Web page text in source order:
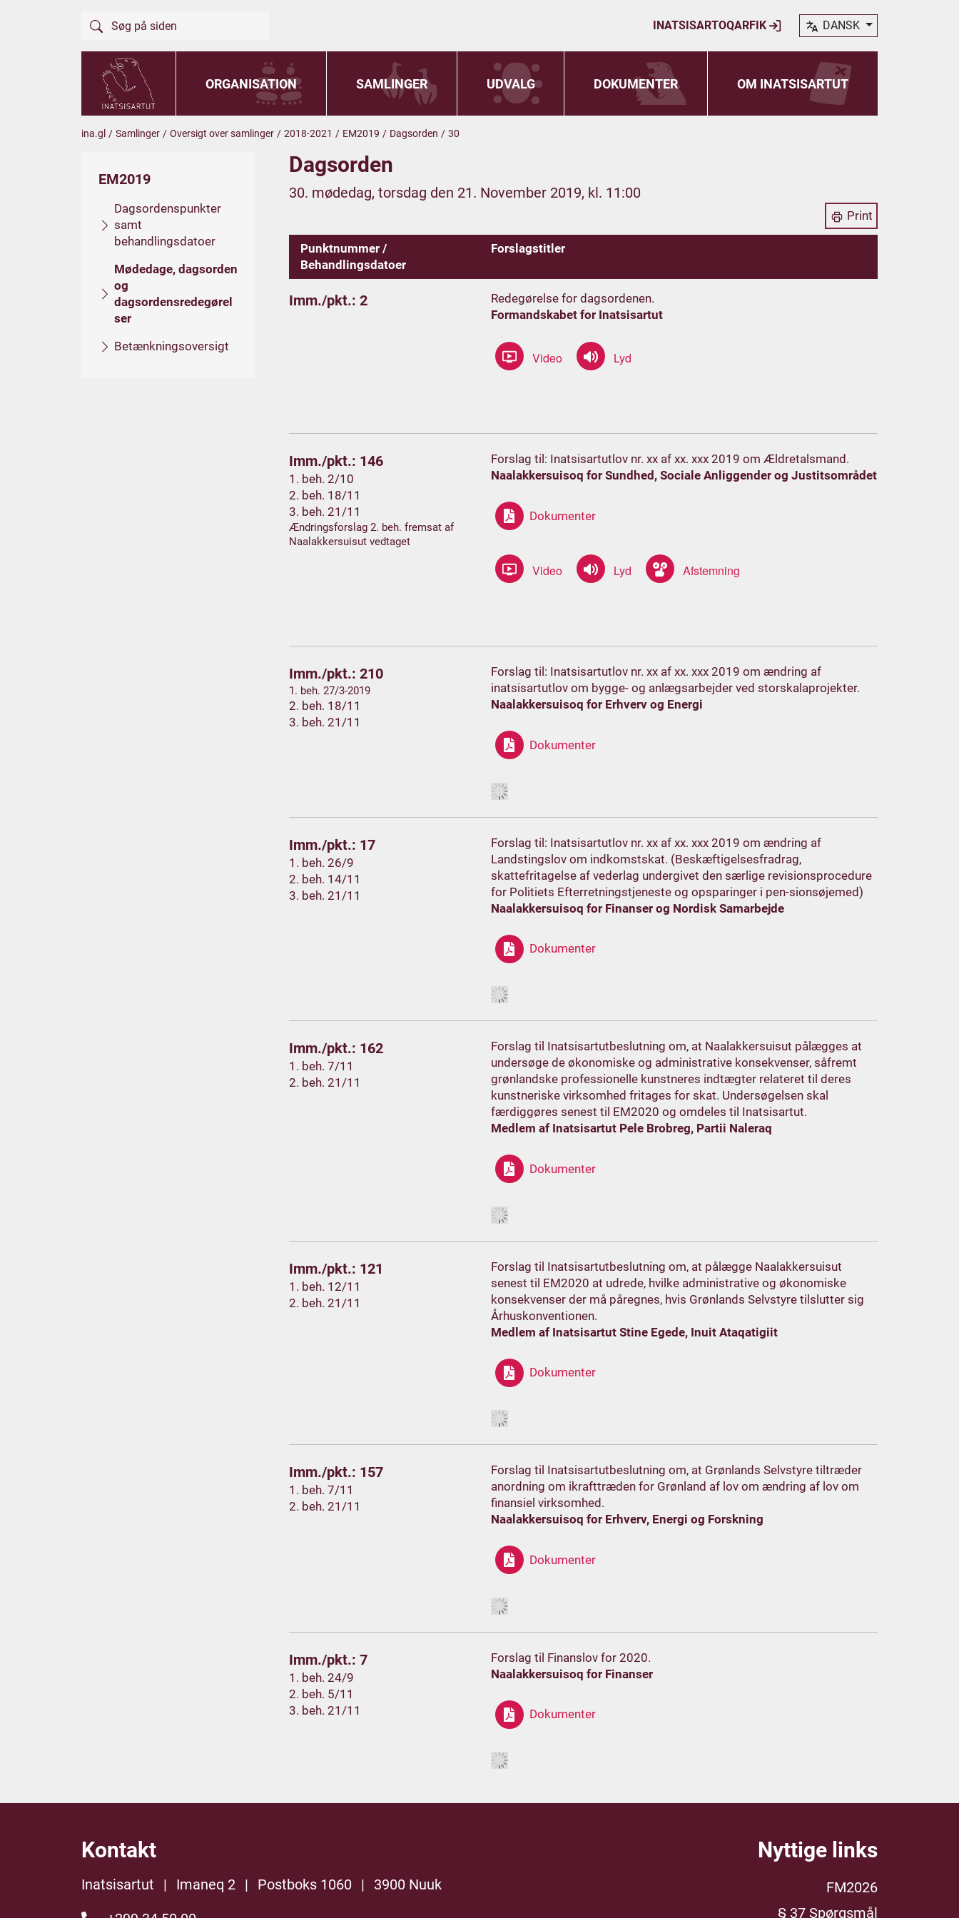
INATSISARTOQARFIK DANSK
ORGANISATION SAMLINGER UDVALG DOKUMENTER OM INATSISARTUT
ina.gl / Samlinger / Oversigt over samlinger / 2018-2021 / EM2019 / Dagsorden / 30
EM2019
Dagsordenspunkter
samt
behandlingsdatoer
Mødedage, dagsorden
og
dagsordensredegørel
ser
Betænkningsoversigt
Dagsorden
30. mødedag, torsdag den 21. November 2019, kl. 11:00
Print
Punktnummer /
Behandlingsdatoer
Forslagstitler
Imm./pkt.: 2
Redegørelse for dagsordenen.
Formandskabet for Inatsisartut
Imm./pkt.: 146
1. beh. 2/10
2. beh. 18/11
3. beh. 21/11
Ændringsforslag 2. beh. fremsat af
Naalakkersuisut vedtaget
Forslag til: Inatsisartutlov nr. xx af xx. xxx 2019 om Ældretalsmand.
Naalakkersuisoq for Sundhed, Sociale Anliggender og Justitsområdet
Dokumenter
Imm./pkt.: 210
1. beh. 27/3-2019
2. beh. 18/11
3. beh. 21/11
Forslag til: Inatsisartutlov nr. xx af xx. xxx 2019 om ændring af
inatsisartutlov om bygge- og anlægsarbejder ved storskalaprojekter.
Naalakkersuisoq for Erhverv og Energi
Dokumenter
Imm./pkt.: 17
1. beh. 26/9
2. beh. 14/11
3. beh. 21/11
Forslag til: Inatsisartutlov nr. xx af xx. xxx 2019 om ændring af
Landstingslov om indkomstskat. (Beskæftigelsesfradrag,
skattefritagelse af vederlag undergivet den særlige revisionsprocedure
for Politiets Efterretningstjeneste og opsparinger i pen-sionsøjemed)
Naalakkersuisoq for Finanser og Nordisk Samarbejde
Dokumenter
Imm./pkt.: 162
1. beh. 7/11
2. beh. 21/11
Forslag til Inatsisartutbeslutning om, at Naalakkersuisut pålægges at
undersøge de økonomiske og administrative konsekvenser, såfremt
grønlandske professionelle kunstneres indtægter relateret til deres
kunstneriske virksomhed fritages for skat. Undersøgelsen skal
færdiggøres senest til EM2020 og omdeles til Inatsisartut.
Medlem af Inatsisartut Pele Brobreg, Partii Naleraq
Dokumenter
Imm./pkt.: 121
1. beh. 12/11
2. beh. 21/11
Forslag til Inatsisartutbeslutning om, at pålægge Naalakkersuisut
senest til EM2020 at udrede, hvilke administrative og økonomiske
konsekvenser der må påregnes, hvis Grønlands Selvstyre tilslutter sig
Århuskonventionen.
Medlem af Inatsisartut Stine Egede, Inuit Ataqatigiit
Dokumenter
Imm./pkt.: 157
1. beh. 7/11
2. beh. 21/11
Forslag til Inatsisartutbeslutning om, at Grønlands Selvstyre tiltræder
anordning om ikrafttræden for Grønland af lov om ændring af lov om
finansiel virksomhed.
Naalakkersuisoq for Erhverv, Energi og Forskning
Dokumenter
Imm./pkt.: 7
1. beh. 24/9
2. beh. 5/11
3. beh. 21/11
Forslag til Finanslov for 2020.
Naalakkersuisoq for Finanser
Dokumenter
Kontakt
Inatsisartut | Imaneq 2 | Postboks 1060 |
3900 Nuuk
Nyttige links
FM2026
§ 37 Spørgsmål